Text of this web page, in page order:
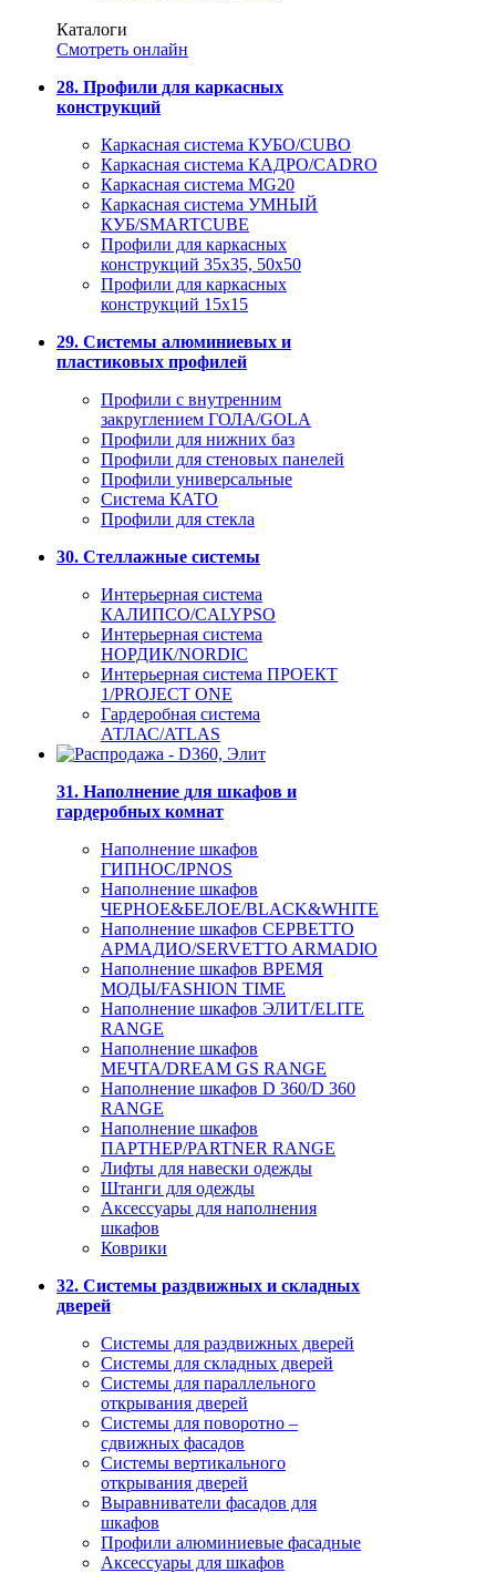
Каталоги
Смотреть онлайн
28. Профили для каркасных
конструкций
Каркасная система КУБО/CUBO
Каркасная система КАДРО/CADRO
Каркасная система MG20
Каркасная система УМНЫЙ
КУБ/SMARTCUBE
Профили для каркасных
конструкций 35x35, 50x50
Профили для каркасных
конструкций 15х15
29. Системы алюминиевых и
пластиковых профилей
Профили с внутренним
закруглением ГОЛА/GOLA
Профили для нижних баз
Профили для стеновых панелей
Профили универсальные
Система КАТО
Профили для стекла
30. Стеллажные системы
Интерьерная система
КАЛИПСО/CALYPSO
Интерьерная система
НОРДИК/NORDIC
Интерьерная система ПРОЕКТ
1/PROJECT ONE
Гардеробная система
АТЛАС/ATLAS
31. Наполнение для шкафов и
гардеробных комнат
Наполнение шкафов
ГИПНОС/IPNOS
Наполнение шкафов
ЧЕРНОЕ&БЕЛОЕ/BLACK&WHITE
Наполнение шкафов СЕРВЕТТО
АРМАДИО/SERVETTO ARMADIO
Наполнение шкафов ВРЕМЯ
МОДЫ/FASHION TIME
Наполнение шкафов ЭЛИТ/ELITE
RANGE
Наполнение шкафов
МЕЧТА/DREAM GS RANGE
Наполнение шкафов D 360/D 360
RANGE
Наполнение шкафов
ПАРТНЕР/PARTNER RANGE
Лифты для навески одежды
Штанги для одежды
Аксессуары для наполнения
шкафов
Коврики
32. Системы раздвижных и складных
дверей
Системы для раздвижных дверей
Системы для складных дверей
Системы для параллельного
открывания дверей
Системы для поворотно –
сдвижных фасадов
Системы вертикального
открывания дверей
Выравниватели фасадов для
шкафов
Профили алюминиевые фасадные
Аксессуары для шкафов